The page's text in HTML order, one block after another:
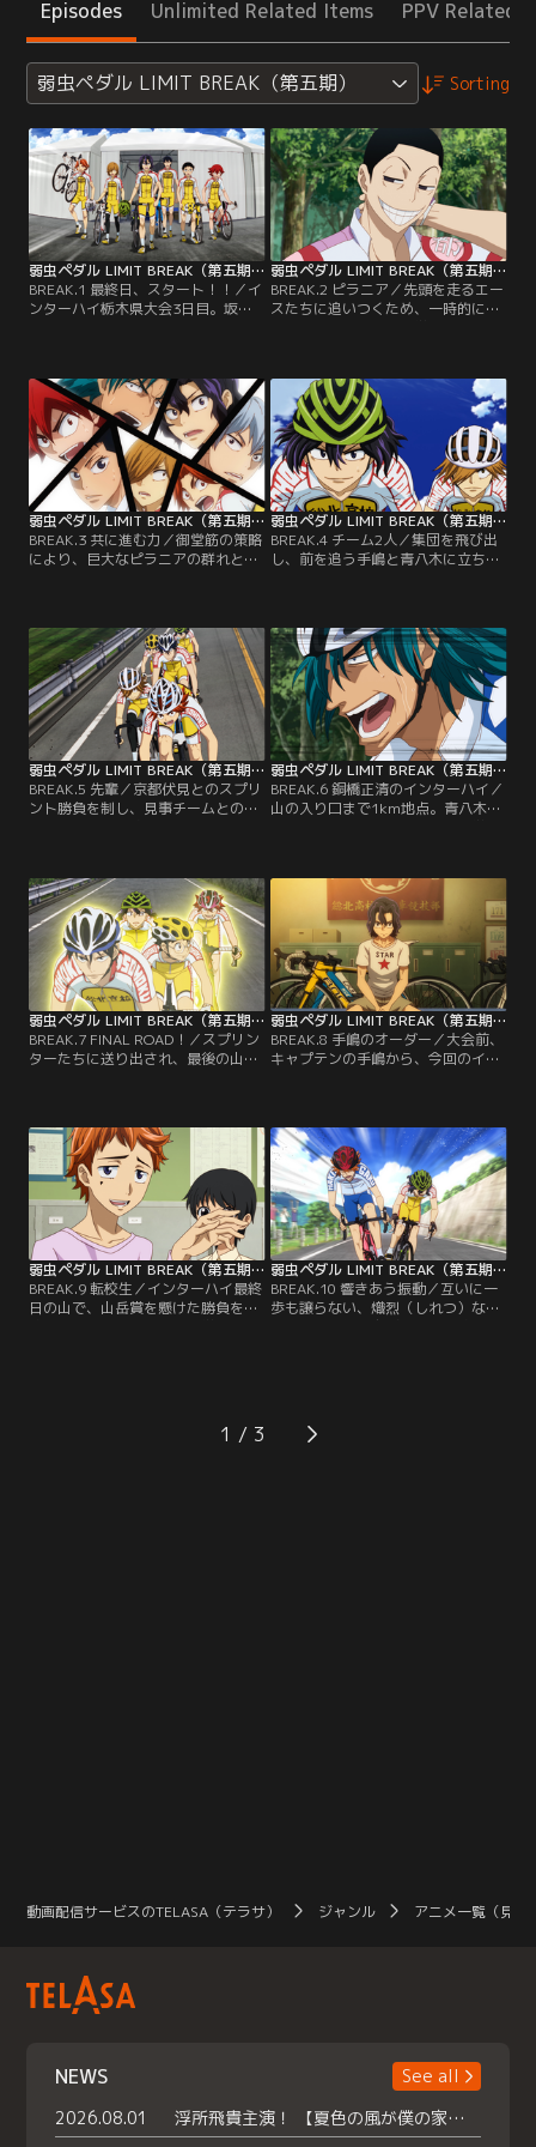
Episodes Unlimited Related Items PPV Related
弱虫ペダル LIMIT BREAK（第五期） Sorting
弱虫ペダル LIMIT BREAK（第五期） 第01話
BREAK.1 最終日、スタート！！／イ
ンターハイ栃木県大会3日目。坂道
めるチーム総北。御堂筋率いる京都
伏見も、全員がボーズという異様な
スタイルで現れ、覚悟を見せる。寝
坊した真波も何とか間に合い、最終
日のレースがついにスタート！先頭
争いに加勢するため…。
弱虫ペダル LIMIT BREAK（第五期） 第02話
BREAK.2 ピラニア／先頭を走るエー
スたちに追いつくため、一時的に協
失速に驚き、理由を問い詰める鳴
子。しかし、御堂筋は後方、熊本台
一の井瀬を使い、密かにフェイズを
進めていた。一方、御堂筋から今回
のフェイズの重要な役割を任されて
いた山口は…。
弱虫ペダル LIMIT BREAK（第五期） 第03話
BREAK.3 共に進む力／御堂筋の策略
により、巨大なピラニアの群れとな
揺と混乱の中、集団に飲み込まれて
しまった手嶋。必死に協調相手を探
すが、御堂筋の裏切りにあった集団
は失速してしまう。しかし、助けに
来た青八木と合流し、手嶋に一筋の
光が差し込んだ。
弱虫ペダル LIMIT BREAK（第五期） 第04話
BREAK.4 チーム2人／集団を飛び出
し、前を追う手嶋と青八木に立ち塞
ト勝負を仕掛けてきた。クライマー
の手嶋には不利な勝負だが、受けな
ければ前には進めない。
弱虫ペダル LIMIT BREAK（第五期） 第05話
BREAK.5 先輩／京都伏見とのスプリ
ント勝負を制し、見事チームとの合
根学園に追いつくため、全力でチー
ムを引く青八木の脚は、前日からの
痛みで限界が近づいていた。そんな
先輩の背中を見て、涙が止まらない
鏑木。
弱虫ペダル LIMIT BREAK（第五期） 第06話
BREAK.6 銅橋正清のインターハイ／
山の入り口まで1km地点。青八木の
橋は、限界が近づき、意識がトビな
がらも、一心不乱にチームを先導し
ていた。かつては初めてのインター
ハイを恐れ、真波や荒北から必死に
感想を聞き出していた銅橋。だが、
今は…。
弱虫ペダル LIMIT BREAK（第五期） 第07話
BREAK.7 FINAL ROAD！／スプリン
ターたちに送り出され、最後の山へ
ンダーに転向した鳴子の活躍もあ
り、何とかその場をしのぐ。しか
し、峠の合間にある平坦道にさしか
かかると、箱根学園キャプテンの泉
田がチームを引いて一気に加速！
弱虫ペダル LIMIT BREAK（第五期） 第08話
BREAK.8 手嶋のオーダー／大会前、
キャプテンの手嶋から、今回のイン
敵、真波を早めに潰すためのオーダ
ーだ。しかし、泉田のスプリントに
よって予想外に開いた距離を埋める
ため、手嶋は自らを犠牲にしてチー
ムを引く。
弱虫ペダル LIMIT BREAK（第五期） 第09話
BREAK.9 転校生／インターハイ最終
日の山で、山岳賞を懸けた勝負を手
たが、手嶋は密かに葦木場の中に眠
る才能に気付き、山岳賞を獲らせた
弱虫ペダル LIMIT BREAK（第五期） 第10話
BREAK.10 響きあう振動／互いに一
歩も譲らない、熾烈（しれつ）な山
岳賞争いを繰り広げてゆく手嶋と葦
力する、実力を超えて無理をする走
りこそ自分の必殺技だと信じ、ペダ
1
動画配信サービスのTELASA（テラサ） ジャンル アニメ一覧（見放
NEWS
See all
2026.08.01
浮所飛貴主演！ 【夏色の風が僕の家にやってきた】 本日よりテラサで独占配信スタート！